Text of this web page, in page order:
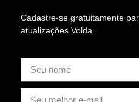
Cadastre-se gratuitamente
atualizações Volda.